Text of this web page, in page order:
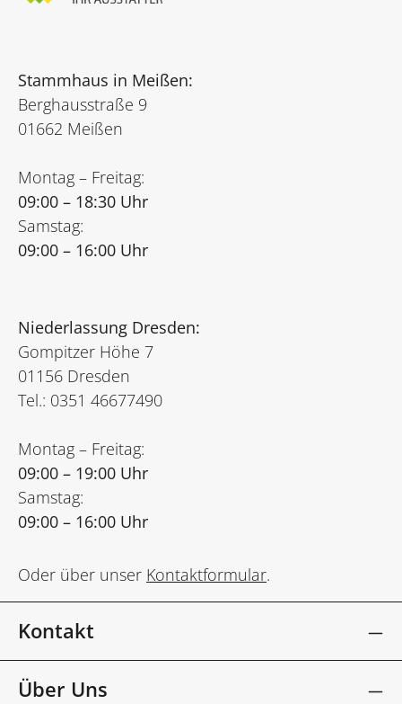
Stammhaus in Meißen:
Berghausstraße 9
01662 Meißen
Montag – Freitag:
09:00 – 18:30 Uhr
Samstag:
09:00 – 16:00 Uhr
Niederlassung Dresden:
Gompitzer Höhe 7
01156 Dresden
Tel.: 0351 46677490
Montag – Freitag:
09:00 – 19:00 Uhr
Samstag:
09:00 – 16:00 Uhr
Oder über unser Kontaktformular.
Kontakt
Über Uns